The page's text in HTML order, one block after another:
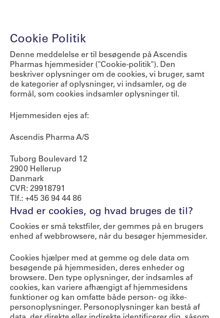
Cookie Politik
Denne meddelelse er til besøgende på Ascendis
Pharmas hjemmesider ("Cookie-politik"). Den
beskriver oplysninger om de cookies, vi bruger, samt
de kategorier af oplysninger, vi indsamler, og de
formål, som cookies indsamler oplysninger til.
Hjemmesiden ejes af:
Ascendis Pharma A/S
Tuborg Boulevard 12
2900 Hellerup
Danmark
CVR: 29918791
Tlf.: +45 36 94 44 86
Hvad er cookies, og hvad bruges de til?
Cookies er små tekstfiler, der gemmes på en brugers
enhed af webbrowsere, når du besøger hjemmesider.
Cookies hjælper med at gemme og dele data om
besøgende på hjemmesiden, deres enheder og
browsere. Den type oplysninger, der indsamles af
cookies, kan variere afhængigt af hjemmesidens
funktioner og kan omfatte både person- og ikke-
personoplysninger. Personoplysninger kan bestå af